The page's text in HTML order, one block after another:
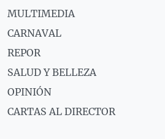
MULTIMEDIA
CARNAVAL
REPOR
SALUD Y BELLEZA
OPINIÓN
CARTAS AL DIRECTOR